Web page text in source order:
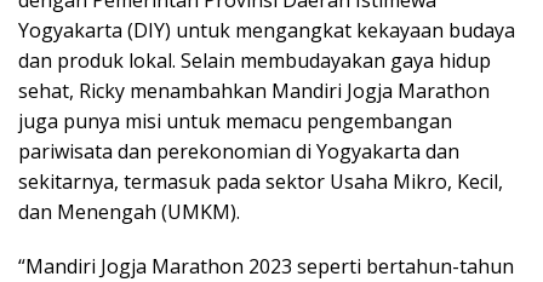
Yogyakarta (DIY) untuk mengangkat kekayaan budaya
dan produk lokal. Selain membudayakan gaya hidup
sehat, Ricky menambahkan Mandiri Jogja Marathon
juga punya misi untuk memacu pengembangan
pariwisata dan perekonomian di Yogyakarta dan
sekitarnya, termasuk pada sektor Usaha Mikro, Kecil,
dan Menengah (UMKM).
“Mandiri Jogja Marathon 2023 seperti bertahun-tahun